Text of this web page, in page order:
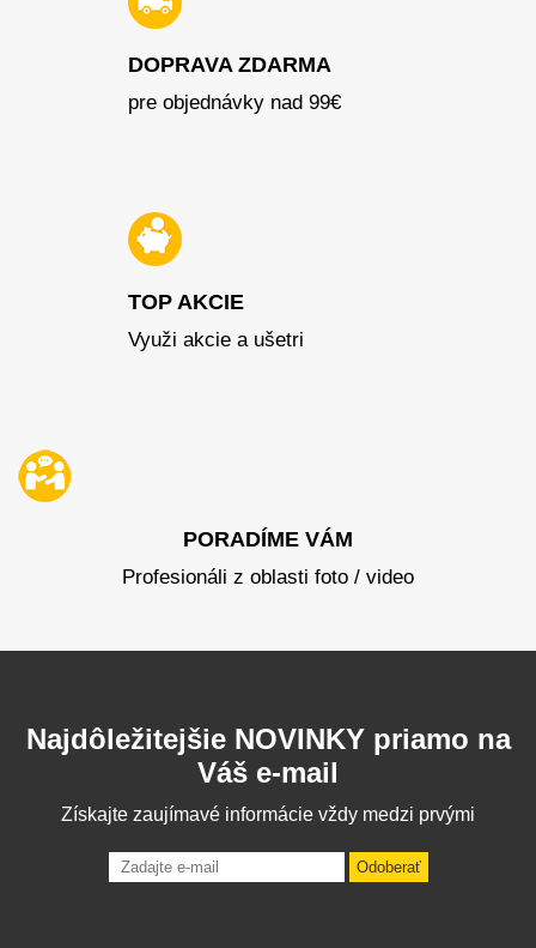
DOPRAVA ZDARMA
pre objednávky nad 99€
TOP AKCIE
Využi akcie a ušetri
PORADÍME VÁM
Profesionáli z oblasti foto / video
Najdôležitejšie NOVINKY priamo na
Váš e-mail
Získajte zaujímavé informácie vždy medzi prvými
Odoberať